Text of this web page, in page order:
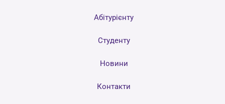
Абітурієнту
Студенту
Новини
Контакти